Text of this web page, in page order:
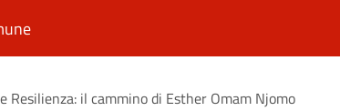
Resilienza: il cammino di Esther Omam Njomo